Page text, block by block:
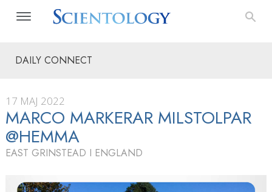
DAILY CONNECT
17 MAJ 2022
MARCO MARKERAR MILSTOLPAR
@HEMMA
EAST GRINSTEAD I ENGLAND